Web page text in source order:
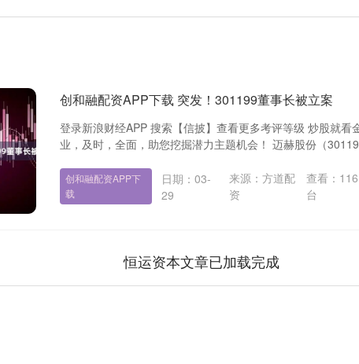
创和融配资APP下载 突发！301199董事长被立案
登录新浪财经APP 搜索【信披】查看更多考评等级 炒股就看
业，及时，全面，助您挖掘潜力主题机会！ 迈赫股份（
创和融配资APP下
载
日期：03-
29
来源：方道配
资
查看： 116
台
恒运资本文章已加载完成